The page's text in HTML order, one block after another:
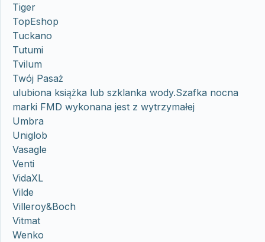
Tiger
TopEshop
Tuckano
Tutumi
Tvilum
Twój Pasaż
ulubiona książka lub szklanka wody.Szafka nocna
marki FMD wykonana jest z wytrzymałej
Umbra
Uniglob
Vasagle
Venti
VidaXL
Vilde
Villeroy&Boch
Vitmat
Wenko